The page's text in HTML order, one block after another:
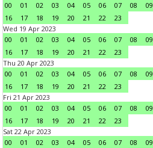
00
01 02 03 04 05 06 07 08 09
16
17 18 19 20 21 22
23
Wed 19 Apr 2023
00
01 02 03 04 05 06 07 08 09
16
17 18 19 20 21 22
23
Thu 20 Apr 2023
00
01 02 03 04 05 06 07 08 09
16
17 18 19 20 21 22
23
Fri 21 Apr 2023
00
01 02 03 04 05 06 07 08 09
16
17 18 19 20 21 22
23
Sat 22 Apr 2023
00
01 02 03 04 05 06 07 08 09